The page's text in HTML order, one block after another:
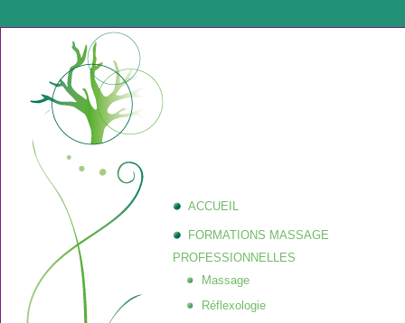
ACCUEIL
FORMATIONS MASSAGE
PROFESSIONNELLES
Massage
Réflexologie